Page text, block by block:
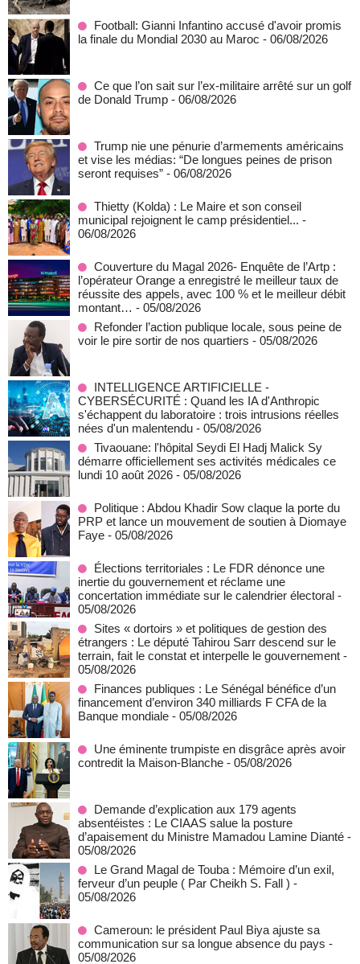
Football: Gianni Infantino accusé d'avoir promis
la finale du Mondial 2030 au Maroc - 06/08/2026
Ce que l’on sait sur l’ex-militaire arrêté sur un golf
de Donald Trump - 06/08/2026
Trump nie une pénurie d’armements américains
et vise les médias: “De longues peines de prison
seront requises” - 06/08/2026
‎Thietty (Kolda) : Le Maire et son conseil
municipal rejoignent le camp présidentiel... -
06/08/2026
Couverture du Magal 2026- Enquête de l’Artp :
l’opérateur Orange a enregistré le meilleur taux de
réussite des appels, avec 100 % et le meilleur débit
montant… - 05/08/2026
Refonder l’action publique locale, sous peine de
voir le pire sortir de nos quartiers - 05/08/2026
INTELLIGENCE ARTIFICIELLE -
CYBERSÉCURITÉ : Quand les IA d'Anthropic
s'échappent du laboratoire : trois intrusions réelles
nées d'un malentendu - 05/08/2026
Tivaouane: l'hôpital Seydi El Hadj Malick Sy
démarre officiellement ses activités médicales ce
lundi 10 août 2026 - 05/08/2026
Politique : Abdou Khadir Sow claque la porte du
PRP et lance un mouvement de soutien à Diomaye
Faye - 05/08/2026
Élections territoriales : Le FDR dénonce une
inertie du gouvernement et réclame une
concertation immédiate sur le calendrier électoral -
05/08/2026
Sites « dortoirs » et politiques de gestion des
étrangers : Le député Tahirou Sarr descend sur le
terrain, fait le constat et interpelle le gouvernement -
05/08/2026
Finances publiques : Le Sénégal bénéfice d’un
financement d’environ 340 milliards F CFA de la
Banque mondiale - 05/08/2026
Une éminente trumpiste en disgrâce après avoir
contredit la Maison-Blanche - 05/08/2026
Demande d’explication aux 179 agents
absentéistes : Le CIAAS salue la posture
d’apaisement du Ministre Mamadou Lamine Dianté -
05/08/2026
Le Grand Magal de Touba : Mémoire d’un exil,
ferveur d’un peuple ( Par Cheikh S. Fall ) -
05/08/2026
Cameroun: le président Paul Biya ajuste sa
communication sur sa longue absence du pays -
05/08/2026